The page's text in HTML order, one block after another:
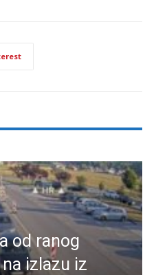
od ranog
izlazu iz